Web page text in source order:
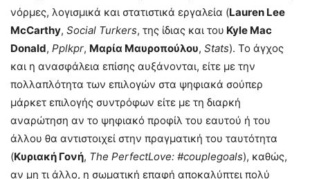
νόρμες, λογισμικά και στατιστικά εργαλεία (Lauren Lee
McCarthy, Social Turkers, της ίδιας και του Kyle Mac
Donald, Pplkpr, Μαρία Μαυροπούλου, Stats). Το άγχος
και η ανασφάλεια επίσης αυξάνονται, είτε με την
πολλαπλότητα των επιλογών στα ψηφιακά σούπερ
μάρκετ επιλογής συντρόφων είτε με τη διαρκή
αναρώτηση αν το ψηφιακό προφίλ του εαυτού ή του
άλλου θα αντιστοιχεί στην πραγματική του ταυτότητα
(Κυριακή Γονή, The PerfectLove: #couplegoals), καθώς,
αν μη τι άλλο, η σωματική επαφή αποκαλύπτει πολύ